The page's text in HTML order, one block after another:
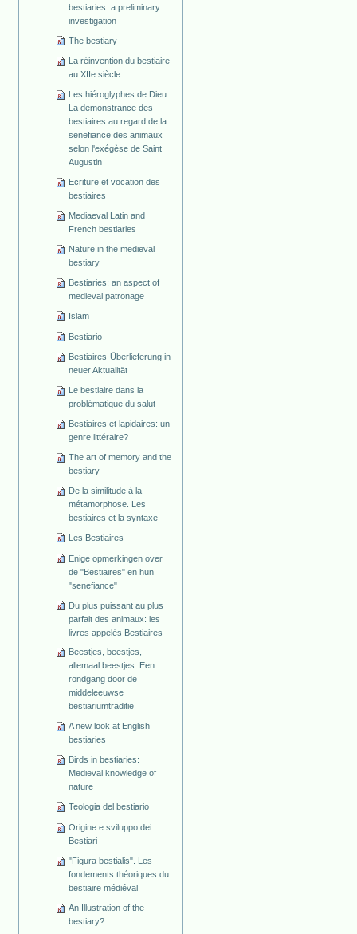
bestiaries: a preliminary
investigation
The bestiary
La réinvention du bestiaire
au XIIe siècle
Les hiéroglyphes de Dieu.
La demonstrance des
bestiaires au regard de la
senefiance des animaux
selon l'exégèse de Saint
Augustin
Ecriture et vocation des
bestiaires
Mediaeval Latin and
French bestiaries
Nature in the medieval
bestiary
Bestiaries: an aspect of
medieval patronage
Islam
Bestiario
Bestiaires-Überlieferung in
neuer Aktualität
Le bestiaire dans la
problématique du salut
Bestiaires et lapidaires: un
genre littéraire?
The art of memory and the
bestiary
De la similitude à la
métamorphose. Les
bestiaires et la syntaxe
Les Bestiaires
Enige opmerkingen over
de "Bestiaires" en hun
"senefiance"
Du plus puissant au plus
parfait des animaux: les
livres appelés Bestiaires
Beestjes, beestjes,
allemaal beestjes. Een
rondgang door de
middeleeuwse
bestiariumtraditie
A new look at English
bestiaries
Birds in bestiaries:
Medieval knowledge of
nature
Teologia del bestiario
Origine e sviluppo dei
Bestiari
"Figura bestialis". Les
fondements théoriques du
bestiaire médiéval
An Illustration of the
bestiary?